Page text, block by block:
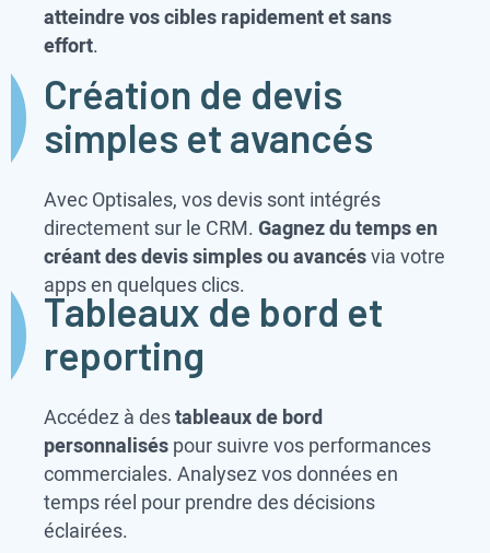
atteindre vos cibles rapidement et sans
effort.
Création de devis
simples et avancés
Avec Optisales, vos devis sont intégrés
directement sur le CRM.Gagnez du temps en
créant des devis simples ou avancésvia votre
apps en quelques clics.
Tableaux de bord et
reporting
Accédez à destableaux de bord
personnaliséspour suivre vos performances
commerciales. Analysez vos données en
temps réel pour prendre des décisions
éclairées.